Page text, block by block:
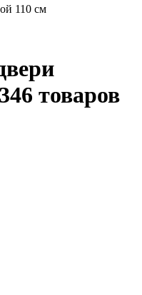
110 см
346 товаров